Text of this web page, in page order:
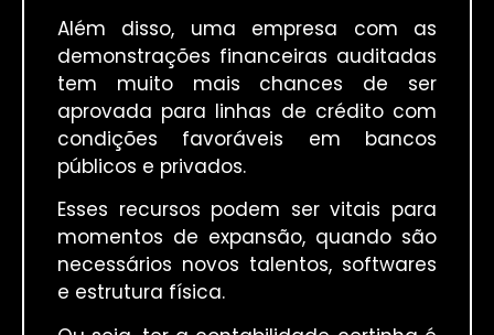
Além disso, uma empresa com as
demonstrações financeiras auditadas
tem muito mais chances de ser
aprovada para linhas de crédito com
condições favoráveis em bancos
públicos e privados.
Esses recursos podem ser vitais para
momentos de expansão, quando são
necessários novos talentos, softwares
e estrutura física.